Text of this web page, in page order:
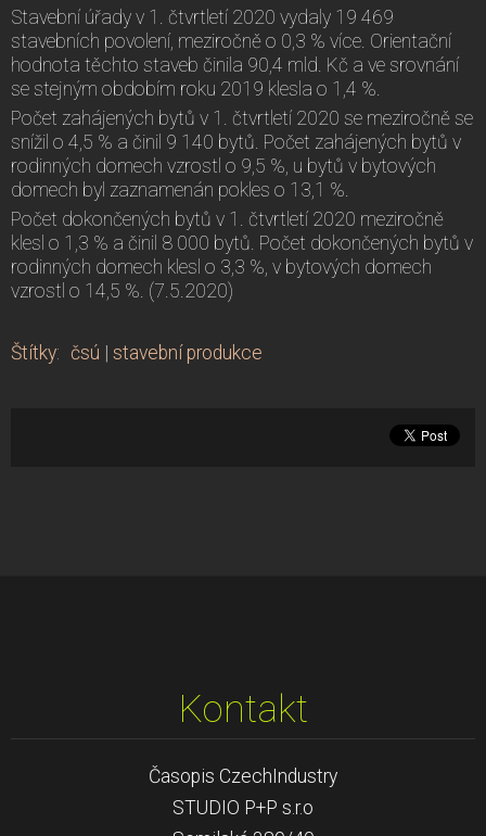
Stavební úřady v 1. čtvrtletí 2020 vydaly 19 469
stavebních povolení, meziročně o 0,3 % více. Orientační
hodnota těchto staveb činila 90,4 mld. Kč a ve srovnání
se stejným obdobím roku 2019 klesla o 1,4 %.
Počet zahájených bytů v 1. čtvrtletí 2020 se meziročně se
snížil o 4,5 % a činil 9 140 bytů. Počet zahájených bytů v
rodinných domech vzrostl o 9,5 %, u bytů v bytových
domech byl zaznamenán pokles o 13,1 %.
Počet dokončených bytů v 1. čtvrtletí 2020 meziročně
klesl o 1,3 % a činil 8 000 bytů. Počet dokončených bytů v
rodinných domech klesl o 3,3 %, v bytových domech
vzrostl o 14,5 %. (7.5.2020)
Štítky: čsú | stavební produkce
Kontakt
Časopis CzechIndustry
STUDIO P+P s.r.o